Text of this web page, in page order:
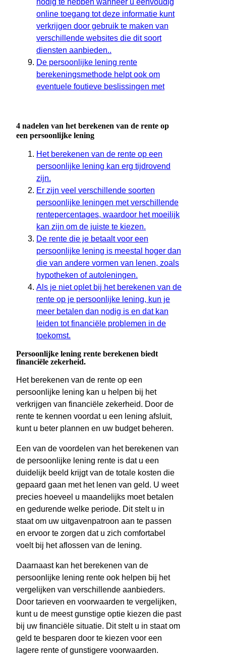
nodig te hebben wanneer u eenvoudig
online toegang tot deze informatie kunt
verkrijgen door gebruik te maken van
verschillende websites die dit soort
diensten aanbieden..
De persoonlijke lening rente
berekeningsmethode helpt ook om
eventuele foutieve beslissingen met
4 nadelen van het berekenen van de rente op
een persoonlijke lening
Het berekenen van de rente op een
persoonlijke lening kan erg tijdrovend
zijn.
Er zijn veel verschillende soorten
persoonlijke leningen met verschillende
rentepercentages, waardoor het moeilijk
kan zijn om de juiste te kiezen.
De rente die je betaalt voor een
persoonlijke lening is meestal hoger dan
die van andere vormen van lenen, zoals
hypotheken of autoleningen.
Als je niet oplet bij het berekenen van de
rente op je persoonlijke lening, kun je
meer betalen dan nodig is en dat kan
leiden tot financiële problemen in de
toekomst.
Persoonlijke lening rente berekenen biedt
financiële zekerheid.
Het berekenen van de rente op een
persoonlijke lening kan u helpen bij het
verkrijgen van financiële zekerheid. Door de
rente te kennen voordat u een lening afsluit,
kunt u beter plannen en uw budget beheren.
Een van de voordelen van het berekenen van
de persoonlijke lening rente is dat u een
duidelijk beeld krijgt van de totale kosten die
gepaard gaan met het lenen van geld. U weet
precies hoeveel u maandelijks moet betalen
en gedurende welke periode. Dit stelt u in
staat om uw uitgavenpatroon aan te passen
en ervoor te zorgen dat u zich comfortabel
voelt bij het aflossen van de lening.
Daarnaast kan het berekenen van de
persoonlijke lening rente ook helpen bij het
vergelijken van verschillende aanbieders.
Door tarieven en voorwaarden te vergelijken,
kunt u de meest gunstige optie kiezen die past
bij uw financiële situatie. Dit stelt u in staat om
geld te besparen door te kiezen voor een
lagere rente of gunstigere voorwaarden.